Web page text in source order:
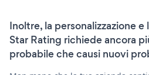
Inoltre, la personalizzazione
Star Rating richiede ancora
probabile che causi nuovi